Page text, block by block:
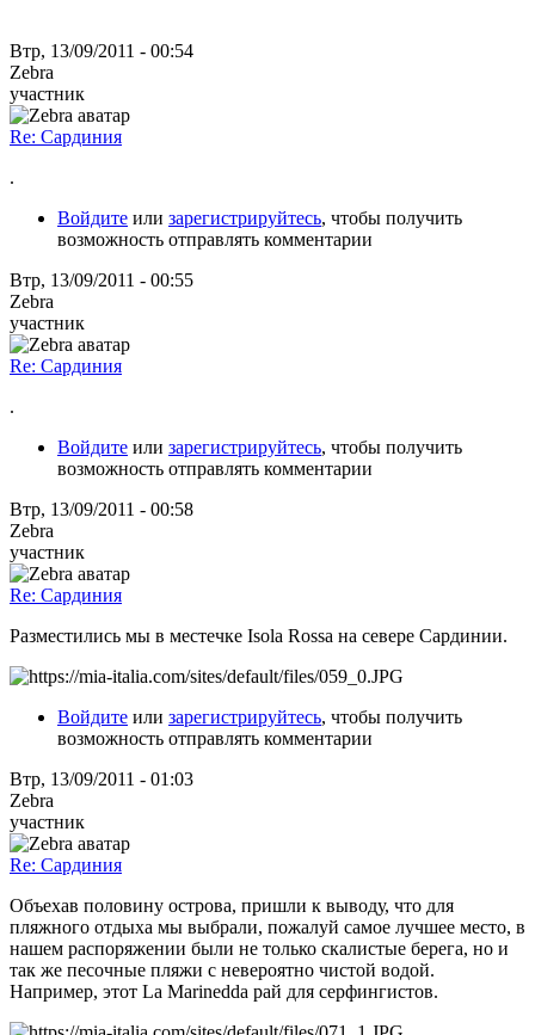
Втр, 13/09/2011 - 00:54
Zebra
участник
Re: Сардиния
.
Войдите или зарегистрируйтесь, чтобы получить
возможность отправлять комментарии
Втр, 13/09/2011 - 00:55
Zebra
участник
Re: Сардиния
.
Войдите или зарегистрируйтесь, чтобы получить
возможность отправлять комментарии
Втр, 13/09/2011 - 00:58
Zebra
участник
Re: Сардиния
Разместились мы в местечке Isola Rossa на севере Сардинии.
Войдите или зарегистрируйтесь, чтобы получить
возможность отправлять комментарии
Втр, 13/09/2011 - 01:03
Zebra
участник
Re: Сардиния
Объехав половину острова, пришли к выводу, что для
пляжного отдыха мы выбрали, пожалуй самое лучшее место, в
нашем распоряжении были не только скалистые берега, но и
так же песочные пляжи с невероятно чистой водой.
Например, этот La Marinedda рай для серфингистов.